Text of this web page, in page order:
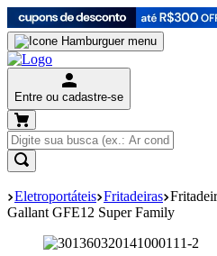
Entre ou cadastre-se
Eletroportáteis Fritadeiras
Gallant GFE12 Super Family